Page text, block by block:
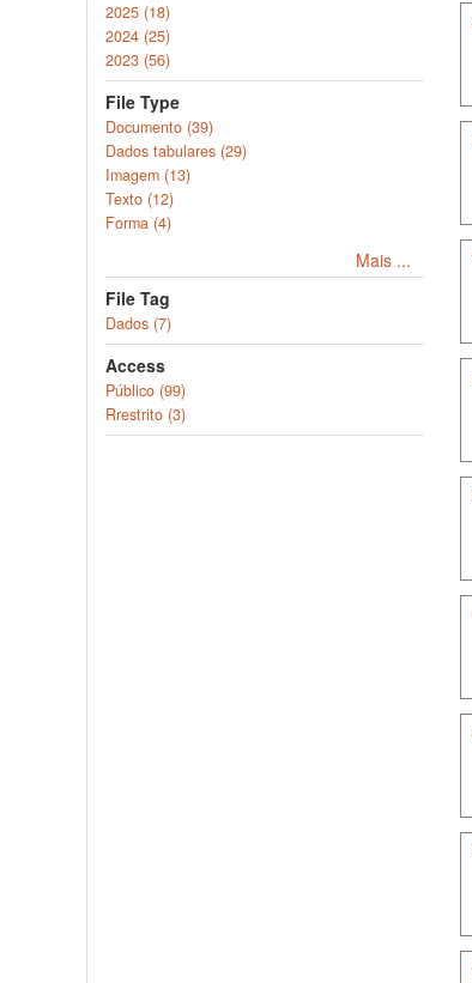
2025 (18)
2024 (25)
2023 (56)
File Type
Documento (39)
Dados tabulares (29)
Imagem (13)
Texto (12)
Forma (4)
Mais ...
File Tag
Dados (7)
Access
Público (99)
Rrestrito (3)